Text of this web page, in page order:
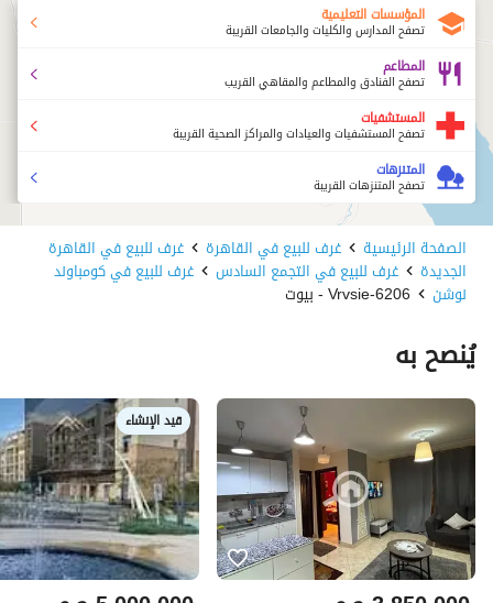
المؤسسات التعليمية
تصفح المدارس والكليات والجامعات القريبة
المطاعم
تصفح الفنادق والمطاعم والمقاهي القريب
المستشفيات
تصفح المستشفيات والعيادات والمراكز الصحية القريبة
المتنزهات
تصفح المتنزهات القريبة
الصفحة الرئيسية غرف للبيع في القاهرة غرف للبيع في القاهرة
الجديدة غرف للبيع في التجمع السادس غرف للبيع في كومباوند
نوشن 6206-Vrvsie - بيوت
يُنصح به
قيد الإنشاء